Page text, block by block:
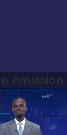
émission